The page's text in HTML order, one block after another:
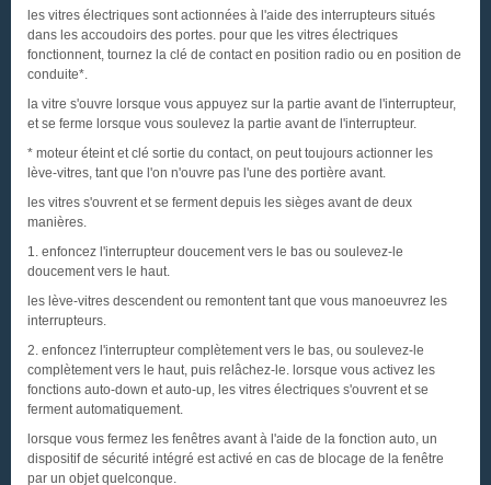
les vitres électriques sont actionnées à l'aide des interrupteurs situés
dans les accoudoirs des portes. pour que les vitres électriques
fonctionnent, tournez la clé de contact en position radio ou en position de
conduite*.
la vitre s'ouvre lorsque vous appuyez sur la partie avant de l'interrupteur,
et se ferme lorsque vous soulevez la partie avant de l'interrupteur.
* moteur éteint et clé sortie du contact, on peut toujours actionner les
lève-vitres, tant que l'on n'ouvre pas l'une des portière avant.
les vitres s'ouvrent et se ferment depuis les sièges avant de deux
manières.
1. enfoncez l'interrupteur doucement vers le bas ou soulevez-le
doucement vers le haut.
les lève-vitres descendent ou remontent tant que vous manoeuvrez les
interrupteurs.
2. enfoncez l'interrupteur complètement vers le bas, ou soulevez-le
complètement vers le haut, puis relâchez-le. lorsque vous activez les
fonctions auto-down et auto-up, les vitres électriques s'ouvrent et se
ferment automatiquement.
lorsque vous fermez les fenêtres avant à l'aide de la fonction auto, un
dispositif de sécurité intégré est activé en cas de blocage de la fenêtre
par un objet quelconque.